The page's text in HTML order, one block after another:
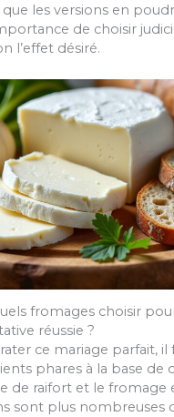
les versions en
de choisir
l’effet désiré.
fromages choisir
réussie ?
ce mariage parfait,
phares à la base de
de raifort et le fromage
sont plus nombreuses